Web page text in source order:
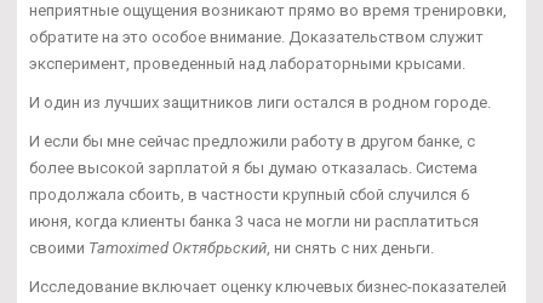
неприятные ощущения возникают прямо во время тренировки,
обратите на это особое внимание. Доказательством служит
эксперимент, проведенный над лабораторными крысами.
И один из лучших защитников лиги остался в родном городе.
И если бы мне сейчас предложили работу в другом банке, с
более высокой зарплатой я бы думаю отказалась. Система
продолжала сбоить, в частности крупный сбой случился 6
июня, когда клиенты банка 3 часа не могли ни расплатиться
своими Tamoximed Октябрьский, ни снять с них деньги.
Исследование включает оценку ключевых бизнес-показателей